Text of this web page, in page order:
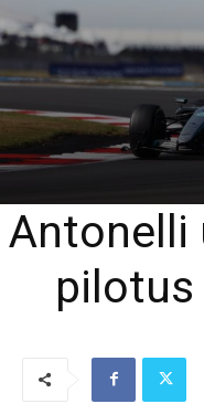
Antonelli